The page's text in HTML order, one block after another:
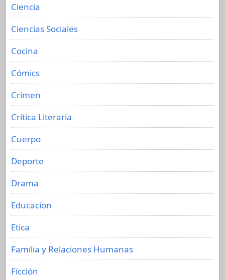
Ciencia
Ciencias Sociales
Cocina
Cómics
Crimen
Crítica Literaria
Cuerpo
Deporte
Drama
Educacion
Etica
Familia y Relaciones Humanas
Ficción